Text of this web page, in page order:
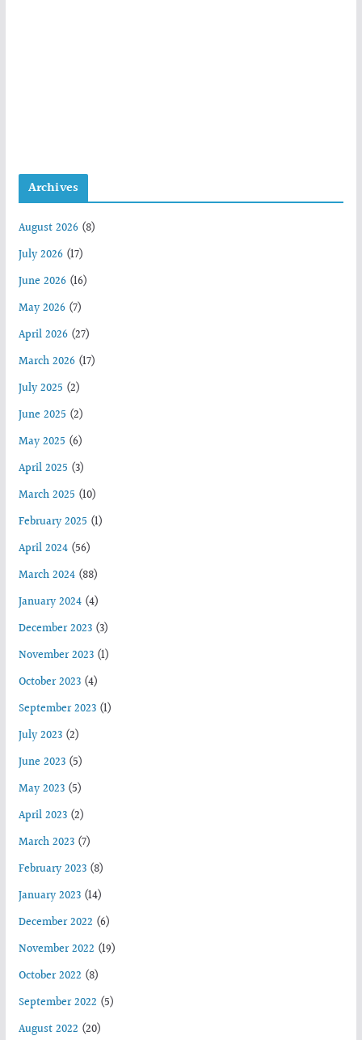
Archives
August 2026(8)
July 2026(17)
June 2026(16)
May 2026(7)
April 2026(27)
March 2026(17)
July 2025 (2)
June 2025 (2)
May 2025 (6)
April 2025 (3)
March 2025 (10)
February 2025 (1)
April 2024(56)
March 2024(88)
January 2024(4)
December 2023(3)
November 2023(1)
October 2023(4)
September 2023(1)
July 2023(2)
June 2023(5)
May 2023(5)
April 2023(2)
March 2023(7)
February 2023(8)
January 2023(14)
December 2022 (6)
November 2022 (19)
October 2022 (8)
September 2022 (5)
August 2022 (20)